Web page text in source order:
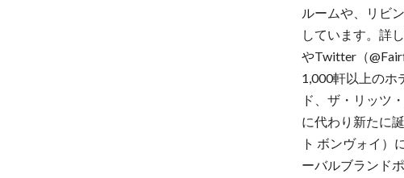
ルームや、リビ
しています。詳
やTwitter（
1,000軒以上のホ
ド、ザ・リッツ
に代わり新たに
ト ボンヴォイ
ーバルブランド